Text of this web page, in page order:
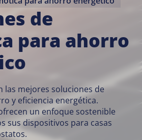
de
para ahorro
las mejores soluciones de
y eficiencia energética.
un enfoque sostenible
sus dispositivos para casas